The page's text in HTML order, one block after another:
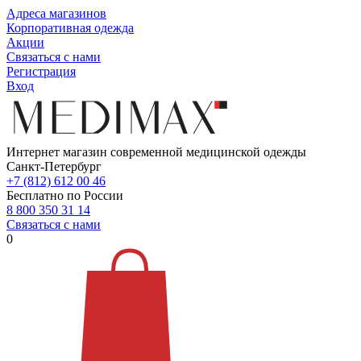
Адреса магазинов
Корпоративная одежда
Акции
Связаться с нами
Регистрация
Вход
Интернет магазин современной медицинской одежды
Санкт-Петербург
+7 (812) 612 00 46
Бесплатно по России
8 800 350 31 14
Связаться с нами
0